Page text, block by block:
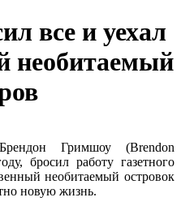
все и уехал
необитаемый
Гримшоу (Brendon
бросил работу газетного
необитаемый островок
новую жизнь.